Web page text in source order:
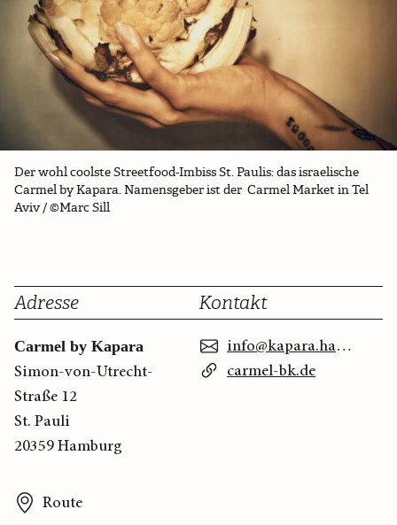
Der wohl coolste Streetfood-Imbiss St. Paulis: das israelische
Carmel by Kapara. Namensgeber ist der Carmel Market in Tel
Aviv / ©Marc Sill
Adresse
Carmel by Kapara
Simon-von-Utrecht-
Straße 12
St. Pauli
20359 Hamburg
Route
Kontakt
info@kapara.hamburg
carmel-bk.de